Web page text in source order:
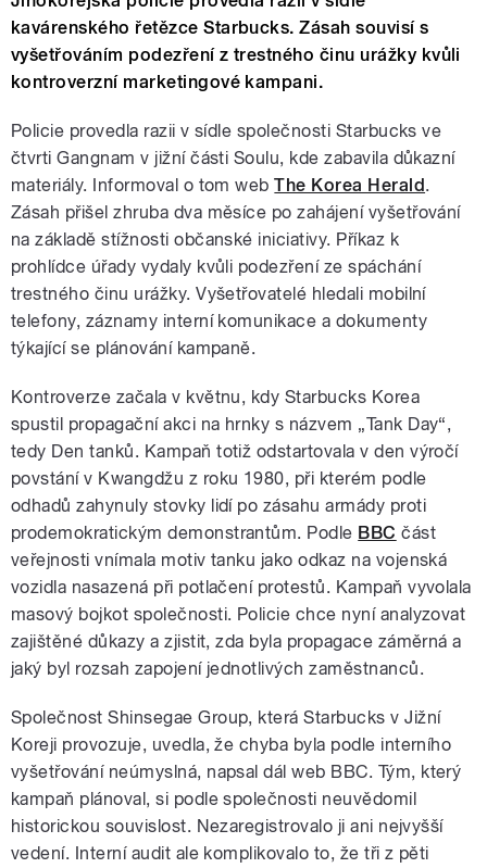
kavárenského řetězce Starbucks. Zásah souvisí s
vyšetřováním podezření z trestného činu urážky kvůli
kontroverzní marketingové kampani.
Policie provedla razii v sídle společnosti Starbucks ve
čtvrti Gangnam v jižní části Soulu, kde zabavila důkazní
materiály. Informoval o tom webThe Korea Herald.
Zásah přišel zhruba dva měsíce po zahájení vyšetřování
na základě stížnosti občanské iniciativy. Příkaz k
prohlídce úřady vydaly kvůli podezření ze spáchání
trestného činu urážky. Vyšetřovatelé hledali mobilní
telefony, záznamy interní komunikace a dokumenty
týkající se plánování kampaně.
Kontroverze začala v květnu, kdy Starbucks Korea
spustil propagační akci na hrnky s názvem „Tank Day“,
tedy Den tanků. Kampaň totiž odstartovala v den výročí
povstání v Kwangdžu z roku 1980, při kterém podle
odhadů zahynuly stovky lidí po zásahu armády proti
prodemokratickým demonstrantům. Podle BBC část
veřejnosti vnímala motiv tanku jako odkaz na vojenská
vozidla nasazená při potlačení protestů. Kampaň vyvolala
masový bojkot společnosti. Policie chce nyní analyzovat
zajištěné důkazy a zjistit, zda byla propagace záměrná a
jaký byl rozsah zapojení jednotlivých zaměstnanců.
Společnost Shinsegae Group, která Starbucks v Jižní
Koreji provozuje, uvedla, že chyba byla podle interního
vyšetřování neúmyslná, napsal dál web BBC. Tým, který
kampaň plánoval, si podle společnosti neuvědomil
historickou souvislost. Nezaregistrovalo ji ani nejvyšší
vedení. Interní audit ale komplikovalo to, že tři z pěti